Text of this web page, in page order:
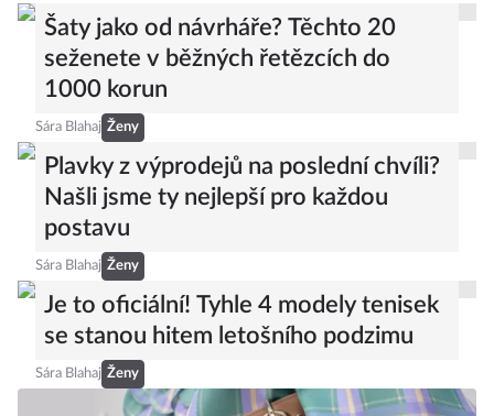
Šaty jako od návrháře? Těchto 20
seženete v běžných řetězcích do
1000 korun
Sára Blahaj Ženy
Plavky z výprodejů na poslední chvíli?
Našli jsme ty nejlepší pro každou
postavu
Sára Blahaj Ženy
Je to oficiální! Tyhle 4 modely tenisek
se stanou hitem letošního podzimu
Sára Blahaj Ženy